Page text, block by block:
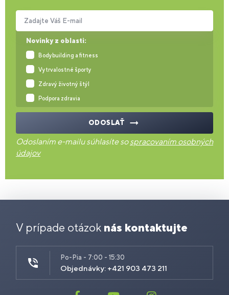
Novinky z oblasti:
Bodybuilding a fitness
Vytrvalostné športy
Zdravý životný štýl
Podpora zdravia
Zadajte Váš E-mail
ODOSLAŤ
Odoslaním e-mailu súhlasíte sospracovaním osobných
údajov
V prípade otázok nás kontaktujte
Po-Pia - 7:00 - 15:30
Objednávky: +421 903 473 211